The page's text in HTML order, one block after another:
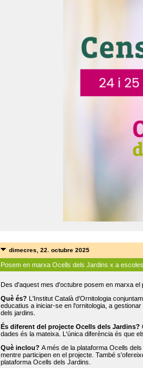
dimecres, 22. octubre 2025
Posem en marxa Ocells dels Jardins x a escoles
Des d'aquest mes d'octubre posem en marxa
Què és? L'Institut Català d'Ornitologia
educatius a iniciar-se en l'ornitologia, a
dels jardins.
És diferent del projecte Ocells dels Jardins?
dades és la mateixa. L'única diferència és que
Què inclou? A més de la plataforma Ocells
mentre participen en el projecte. També
plataforma Ocells dels Jardins.